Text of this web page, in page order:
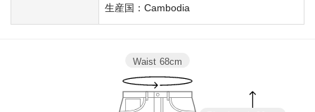
生産国：Cambodia
Waist 68cm